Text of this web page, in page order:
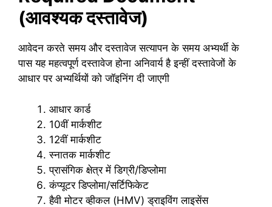
(आवश्यक दस्तावेज)
आवेदन करते समय और दस्तावेज सत्यापन के समय अभ्यर्थी के
पास यह महत्वपूर्ण दस्तावेज होना अनिवार्य है इन्हीं दस्तावेजों के
आधार पर अभ्यर्थियों को जॉइनिंग दी जाएगी
आधार कार्ड
10वीं मार्कशीट
12वीं मार्कशीट
स्नातक मार्कशीट
प्रासंगिक क्षेत्र में डिग्री/डिप्लोमा
कंप्यूटर डिप्लोमा/सर्टिफिकेट
हैवी मोटर व्हीकल (HMV) ड्राइविंग लाइसेंस